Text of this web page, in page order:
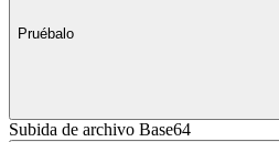
Pruébalo
Subida de archivo Base64